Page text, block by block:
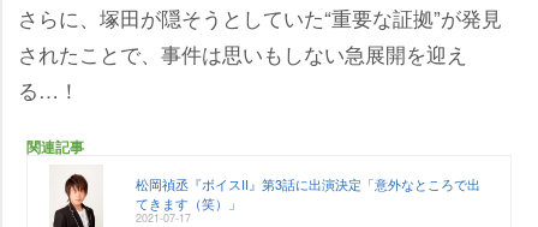
さらに、塚田が隠そうとしていた“重要な証拠”が発見
されたことで、事件は思いもしない急展開を迎え
る…！
関連記事
松岡禎丞『ボイスII』第3話に出演決定「意外なところで出
てきます（笑）」
2021-07-17